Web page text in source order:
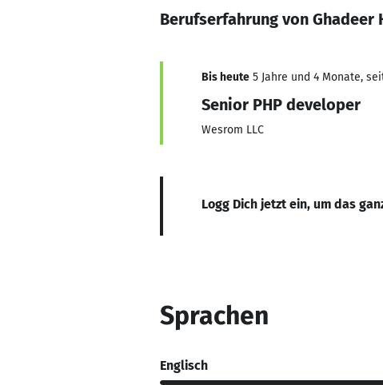
Berufserfahrung von Ghadeer
Bis heute 5 Jahre und 4 Monate,
Senior PHP developer
Wesrom LLC
Logg Dich jetzt ein, um das
Sprachen
Englisch